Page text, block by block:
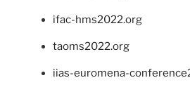
ifac-hms2022.org
taoms2022.org
iias-euromena-